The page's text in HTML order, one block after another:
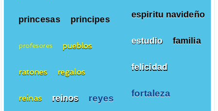
espiritu navideño
estudio familia
felicidad
fortaleza
princesas principes
profesores pueblos
ratones regalos
reinas reinos reyes